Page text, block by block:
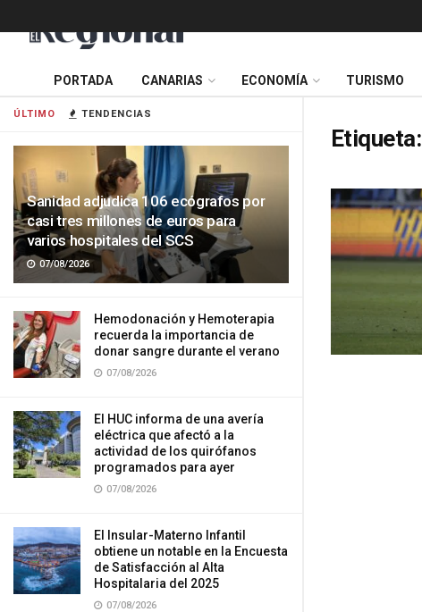
ÚLTIMO TENDENCIAS
Sanidad adjudica 106 ecógrafos por
casi tres millones de euros para
varios hospitales del SCS
07/08/2026
Hemodonación y Hemoterapia
recuerda la importancia de
donar sangre durante el verano
07/08/2026
El HUC informa de una avería
eléctrica que afectó a la
actividad de los quirófanos
programados para ayer
07/08/2026
El Insular-Materno Infantil
obtiene un notable en la Encuesta
de Satisfacción al Alta
Hospitalaria del 2025
07/08/2026
PORTADA CANARIAS ECONOMÍA TURISMO
Etiqueta: